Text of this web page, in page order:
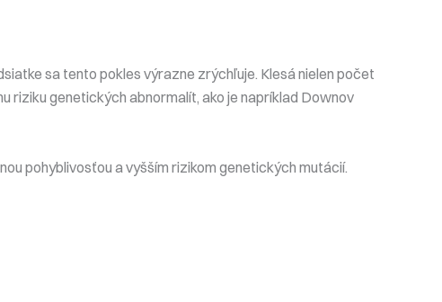
sa tento pokles výrazne zrýchľuje. Klesá nielen počet
riziku genetických abnormalít, ako je napríklad Downov
pohyblivosťou a vyšším rizikom genetických mutácií.